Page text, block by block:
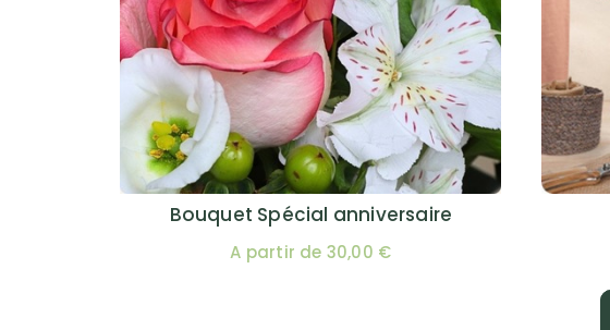
Bouquet Spécial anniversaire
A partir de 30,00 €